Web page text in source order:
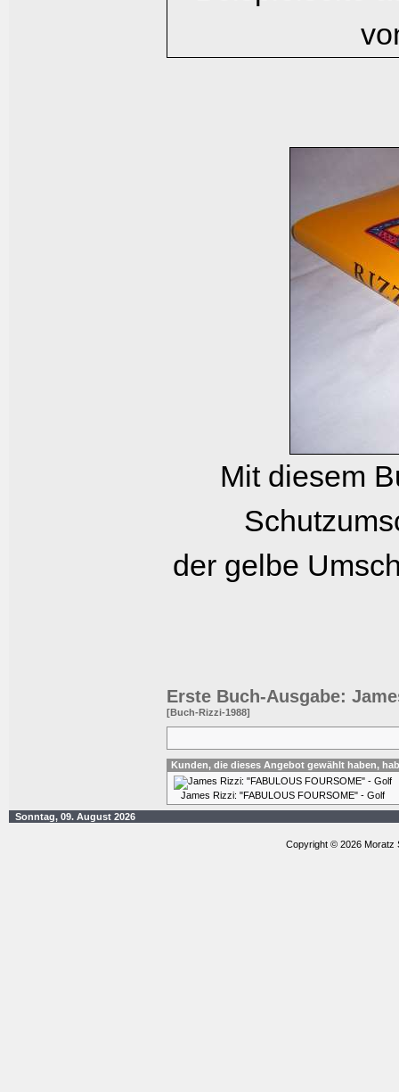
Mit diesem
der gelbe
Erste Buch-Ausgabe:
[Buch-Rizzi-1988]
Kunden, die dieses Angebot gewählt haben,
James Rizzi: "FABULOUS FOURSOME" - Golf
Sonntag, 09. August 2026
Copyright © 2026 Moratz